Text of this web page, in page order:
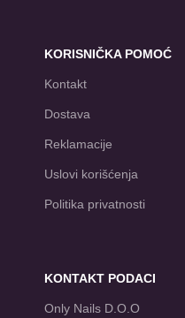
KORISNIČKA POMOĆ
Kontakt
Dostava
Reklamacije
Uslovi korišćenja
Politika privatnosti
KONTAKT PODACI
Only Nails D.O.O